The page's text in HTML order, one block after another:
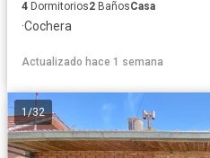
4 Dormitorios2 BañosCasa
·Cochera
Actualizado hace 1 semana
1/32